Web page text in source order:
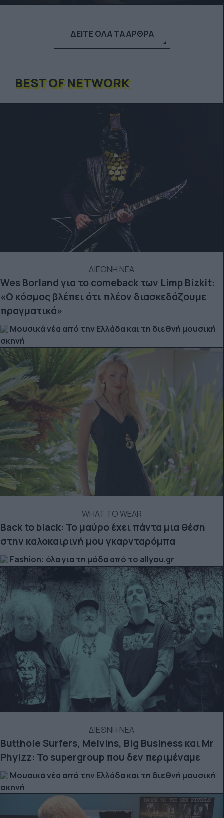
ΔΕΊΤΕ ΌΛΑ ΤΑ ΆΡΘΡΑ
BEST OF NETWORK
ΔΙΕΘΝΗ ΝΕΑ
Wes Borland για το comeback των Limp Bizkit:
«Ο κόσμος βλέπει ότι πλέον διασκεδάζουμε
πραγματικά»
Μουσικά νέα από την Ελλάδα και τη διεθνή μουσική
σκηνή
WHAT TO WEAR
Back to black: Το μαύρο έχει πάντα μια θέση
στην καλοκαιρινή μου γκαρνταρόμπα
Fashion: όλα για τη μόδα από το allyou.gr
ΔΙΕΘΝΗ ΝΕΑ
Butthole Surfers, Melvins, Big Business και Mr
Phylzz: Το supergroup που δεν περιμέναμε
Μουσικά νέα από την Ελλάδα και τη διεθνή μουσική
σκηνή